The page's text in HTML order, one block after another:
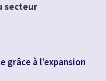
secteur
grâce à l’expansion